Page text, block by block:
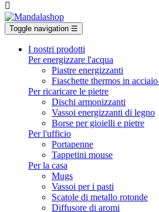

Toggle navigation ☰
I nostri prodotti
Per energizzare l'acqua
Piastre energizzanti
Fiaschette thermos in
Per ricaricare le pietre
Dischi armonizzanti
Vassoi energizzanti di legno
Borse per gioielli e pietre
Per l'ufficio
Portapenne
Tappetini mouse
Per la casa
Mugs
Vassoi per i pasti
Scatole di metallo rotonde
Diffusore di aromi